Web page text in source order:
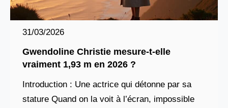
31/03/2026
Gwendoline Christie mesure-t-elle
vraiment 1,93 m en 2026 ?
Introduction : Une actrice qui détonne par sa
stature Quand on la voit à l’écran, impossible